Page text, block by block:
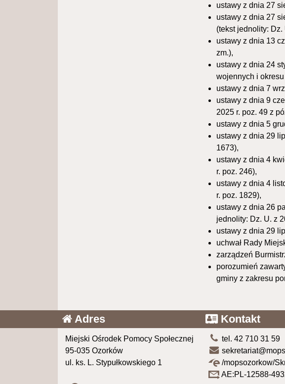
ustawy z dnia 27
ustawy z dnia 27
(tekst jednolity: Dz.
ustawy z dnia 13
zm.),
ustawy z dnia 24
wojennych i
ustawy z dnia 7
ustawy z dnia 9
2025 r. poz. 49 z
ustawy z dnia 5
ustawy z dnia 29
1673),
ustawy z dnia 4
r. poz. 246),
ustawy z dnia 4
r. poz. 1829),
ustawy z dnia 26
jednolity: Dz. U. z
ustawy z dnia 29
uchwał Rady
zarządzeń
porozumień
gminy z zakresu
Adres
Miejski Ośrodek Pomocy Społecznej
95-035 Ozorków
ul. ks. L. Stypułkowskiego 1
Kontakt
tel. 42 710 31 59
/mopsozorkow/
AE:PL-12588-